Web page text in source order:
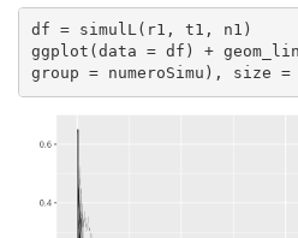
df = simulL(r1, t1, n1)
ggplot(data = df) +
group = numeroSimu), size =